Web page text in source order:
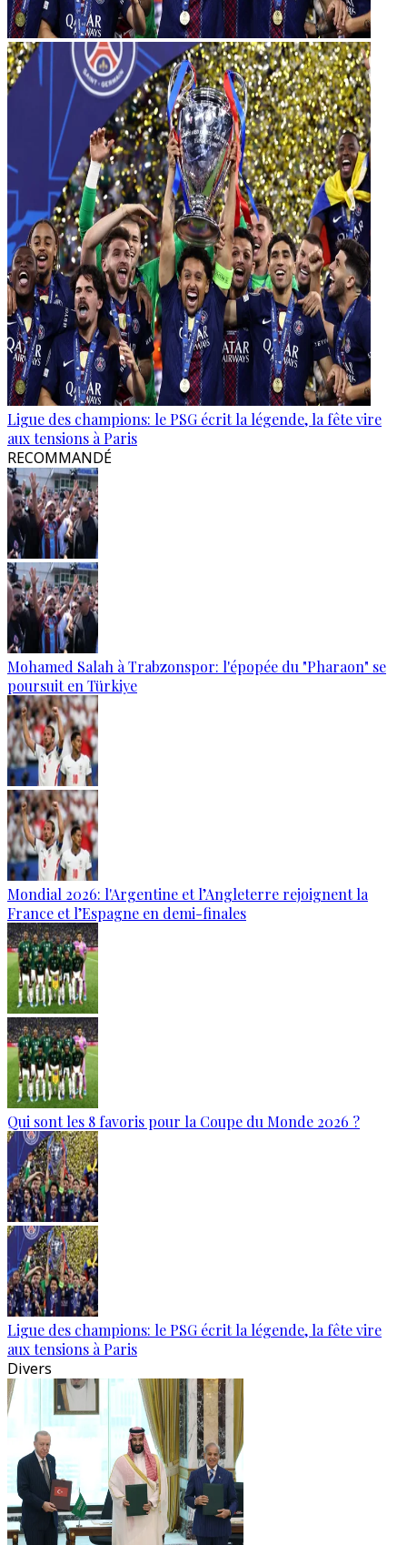
Ligue des champions: le PSG écrit la légende, la fête vire
aux tensions à Paris
RECOMMANDÉ
Mohamed Salah à Trabzonspor: l'épopée du "Pharaon" se
poursuit en Türkiye
Mondial 2026: l'Argentine et l’Angleterre rejoignent la
France et l’Espagne en demi-finales
Qui sont les 8 favoris pour la Coupe du Monde 2026 ?
Ligue des champions: le PSG écrit la légende, la fête vire
aux tensions à Paris
Divers